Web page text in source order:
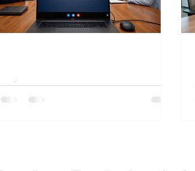
Cámara USB no detectada en
windows